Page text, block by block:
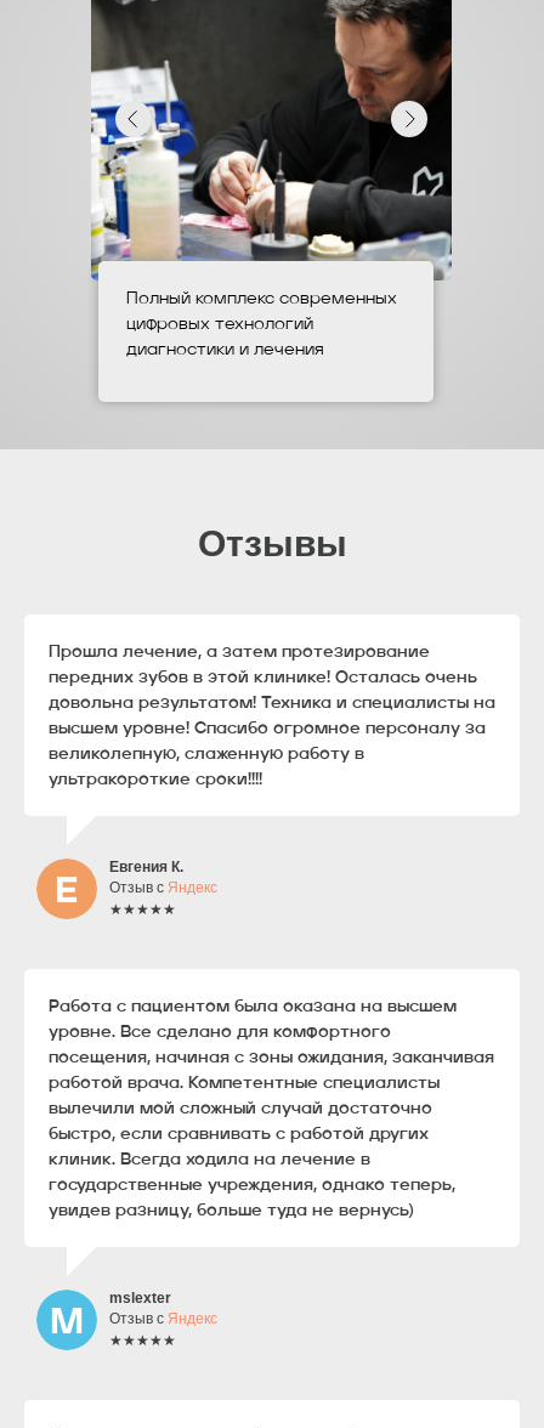
Полный комплекс современных
цифровых технологий
диагностики и лечения
Отзывы
Прошла лечение, а затем протезирование
передних зубов в этой клинике! Осталась очень
довольна результатом! Техника и специалисты на
высшем уровне! Спасибо огромное персоналу за
великолепную, слаженную работу в
ультракороткие сроки!!!!
Евгения К.
Отзыв с Яндекс
★★★★★
Работа с пациентом была оказана на высшем
уровне. Все сделано для комфортного
посещения, начиная с зоны ожидания, заканчивая
работой врача. Компетентные специалисты
вылечили мой сложный случай достаточно
быстро, если сравнивать с работой других
клиник. Всегда ходила на лечение в
государственные учреждения, однако теперь,
увидев разницу, больше туда не вернусь)
mslexter
Отзыв с Яндекс
★★★★★